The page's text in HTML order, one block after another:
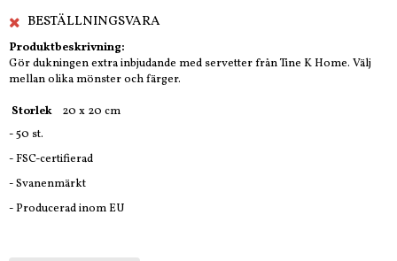
BESTÄLLNINGSVARA
Produktbeskrivning:
Gör dukningen extra inbjudande med servetter från Tine K Home. Välj
mellan olika mönster och färger.
Storlek
20 x 20 cm
- 50 st.
- FSC-certifierad
- Svanenmärkt
- Producerad inom EU